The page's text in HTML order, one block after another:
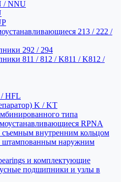
/ NNU
213 / 222 /
292 / 294
811 / 812 / K811 / K812 /
HFL
K / KT
типа
RPNA
внутренним кольцом
штампованным наружним
и комплектующие
подшипники и узлы в